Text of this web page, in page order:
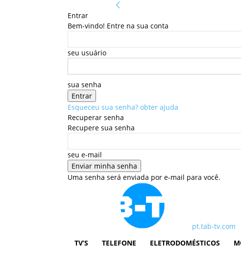
Entrar
Bem-vindo! Entre na sua conta
seu usuário
sua senha
Esqueceu sua senha? obter ajuda
Recuperar senha
Recupere sua senha
seu e-mail
Uma senha será enviada por e-mail para você.
pt.tab-tv.com
TV’S
TELEFONE ELETRODOMÉSTICOS